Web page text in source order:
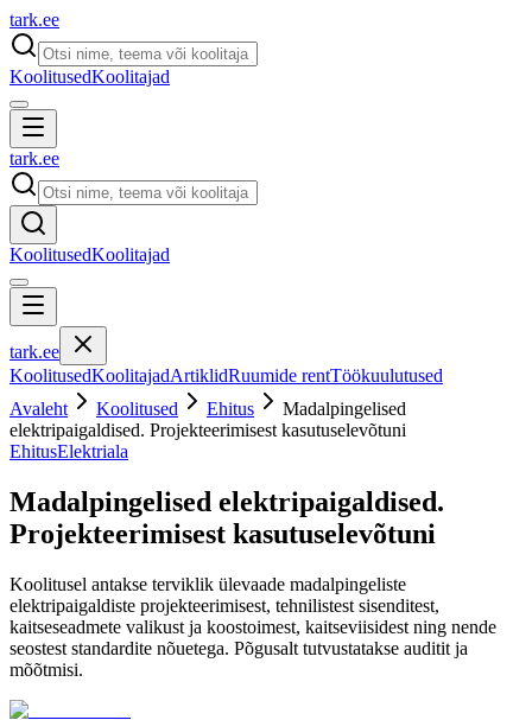
tark.ee
KoolitusedKoolitajad
tark.ee
KoolitusedKoolitajad
tark.ee
KoolitusedKoolitajadArtiklidRuumide rentTöökuulutused
Avaleht
Koolitused Ehitus
Madalpingelised
elektripaigaldised. Projekteerimisest kasutuselevõtuni
EhitusElektriala
Madalpingelised elektripaigaldised.
Projekteerimisest kasutuselevõtuni
Koolitusel antakse terviklik ülevaade madalpingeliste
elektripaigaldiste projekteerimisest, tehnilistest sisenditest,
kaitseseadmete valikust ja koostoimest, kaitseviisidest ning nende
seostest standardite nõuetega. Põgusalt tutvustatakse auditit ja
mõõtmisi.